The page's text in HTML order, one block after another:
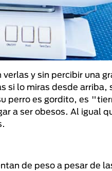
y sin percibir una
si lo miras desde arriba,
perro es gordito, es
a ser obesos. Al igual
de peso a pesar de